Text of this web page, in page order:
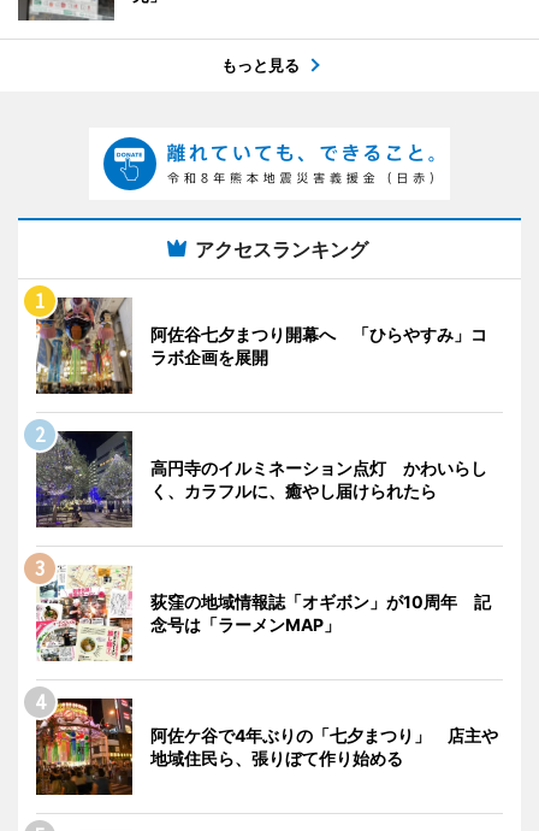
もっと見る
アクセスランキング
阿佐谷七夕まつり開幕へ 「ひらやすみ」コ
ラボ企画を展開
高円寺のイルミネーション点灯 かわいらし
く、カラフルに、癒やし届けられたら
荻窪の地域情報誌「オギボン」が10周年 記
念号は「ラーメンMAP」
阿佐ケ谷で4年ぶりの「七夕まつり」 店主や
地域住民ら、張りぼて作り始める